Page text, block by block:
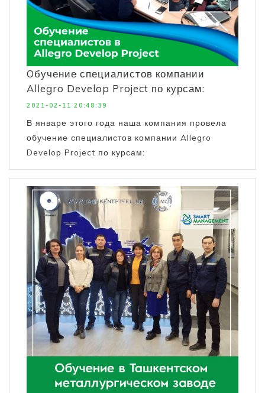
Oбучение специалистов компании
Allegro Develop Project по курсам:
2021-02-11 20:48:39
В январе этого года наша компания провела
обучение специалистов компании Allegro
Develop Project по курсам: